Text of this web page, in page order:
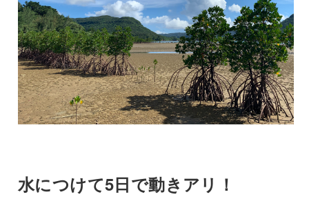
水につけて5日で動きアリ！